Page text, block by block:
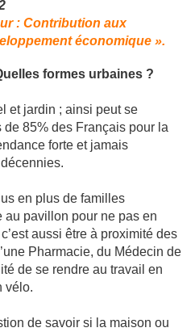
: Contribution aux
économique ».
formes urbaines ?
et jardin ; ainsi peut se
de 85% des Français pour la
forte et jamais
en plus de familles
au pavillon pour ne pas en
aussi être à proximité des
Pharmacie, du Médecin de
de se rendre au travail en
vélo.
de savoir si la maison ou